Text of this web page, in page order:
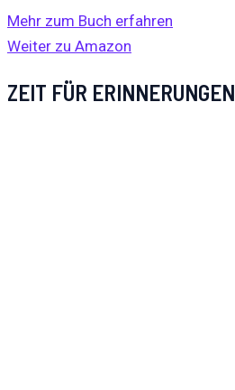
Mehr zum Buch erfahren
Weiter zu Amazon
ZEIT FÜR ERINNERUNGEN